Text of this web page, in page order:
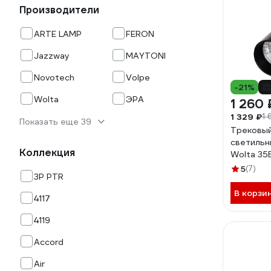
Производители
ARTE LAMP
FERON
Jazzway
MAYTONI
Novotech
Volpe
Wolta
ЭРА
Показать еще 39
Коллекция
3P PTR
4117
4119
Accord
Air
-21%
1 260
1 329 ₽1
Wolta
WTL-
5(7)
В